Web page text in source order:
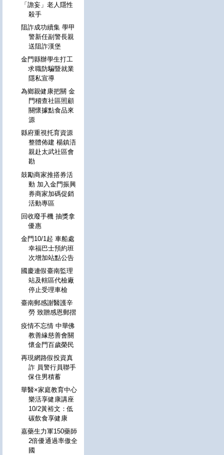
「譫妄」老人隱性
殺手
阻詐成功續集 學甲
警新任副警長親
送阻詐漢堡
金門縣辦學生打工
求職防騙暨就業
隱私宣導
為鄉親健康把關 金
門稽查社區照顧
關懷據點食品來
源
縣府重視托育資源
整體佈建 楊鎮浯
親赴太武社區會
勘
鼓勵商家推搭券活
動 加入金門振興
券商家加碼促銷
活動專區
回收廢手機 抽獎拿
優惠
金門10/1起 車船處
幸福巴士預約班
次增加站點公告
國慶連假臺南監理
站及轄區代檢廠
停止受理車檢
臺南郵感謝醫護辛
勞 致贈感恩郵摺
疫情不忘情 中華佛
教善緣慈善會關
懷金門百歲榮民
再現網路假投資真
詐 員警行員聯手
保住男積蓄
華醫×家庭教育中心
樂活享健康講座
10/2黃裕文：低
碳飲食享健康
嘉藥生力軍150藥師
2倍優通過率傲全
國